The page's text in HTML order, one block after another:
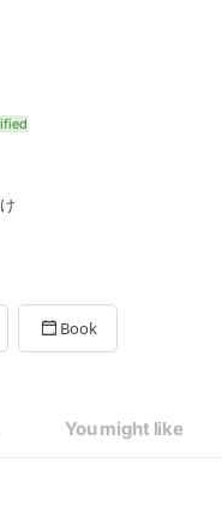
確認ください。
Book
You might like